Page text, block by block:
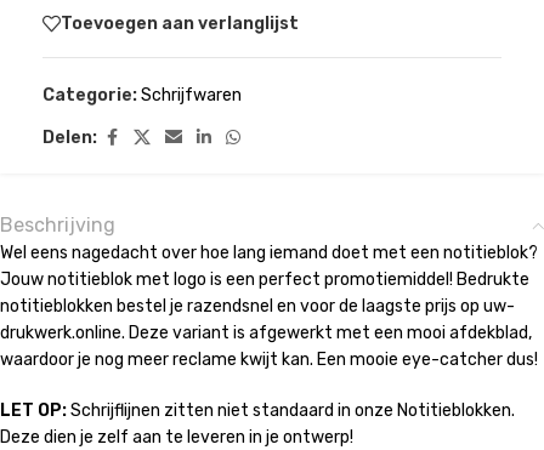
Toevoegen aan verlanglijst
Categorie:Schrijfwaren
Delen:
Beschrijving
Wel eens nagedacht over hoe lang iemand doet met een notitieblok?
Jouw notitieblok met logo is een perfect promotiemiddel! Bedrukte
notitieblokken bestel je razendsnel en voor de laagste prijs op uw-
drukwerk.online. Deze variant is afgewerkt met een mooi afdekblad,
waardoor je nog meer reclame kwijt kan. Een mooie eye-catcher dus!
LET OP:Schrijflijnen zitten niet standaard in onze Notitieblokken.
Deze dien je zelf aan te leveren in je ontwerp!